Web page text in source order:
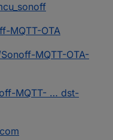
MQTT-OTA
MQTT-OTA-
MQTT- … dst-